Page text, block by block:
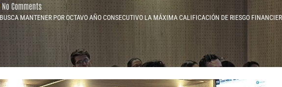
No Comments
MANTENER POR OCTAVO AÑO CONSECUTIVO LA MÁXIMA CALIFICACIÓN DE RIESGO